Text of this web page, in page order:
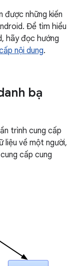
được những kiến
Để tìm hiểu
hãy đọc hướng
nội dung.
bạ
trình cung cấp
liệu về một người,
cấp cung